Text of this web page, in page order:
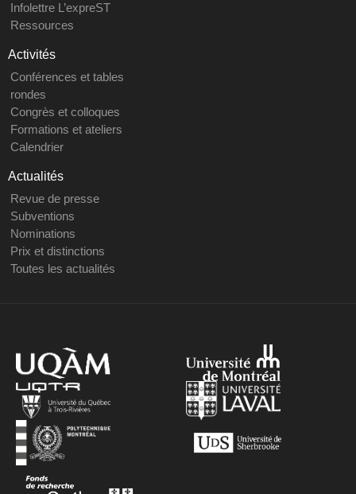
Infolettre L’expreST
Ressources
Activités
Conférences et tables
rondes
Congrès et colloques
Formations et ateliers
Calendrier
Actualités
Revue de presse
Subventions
Nominations
Prix et distinctions
Toutes les actualités